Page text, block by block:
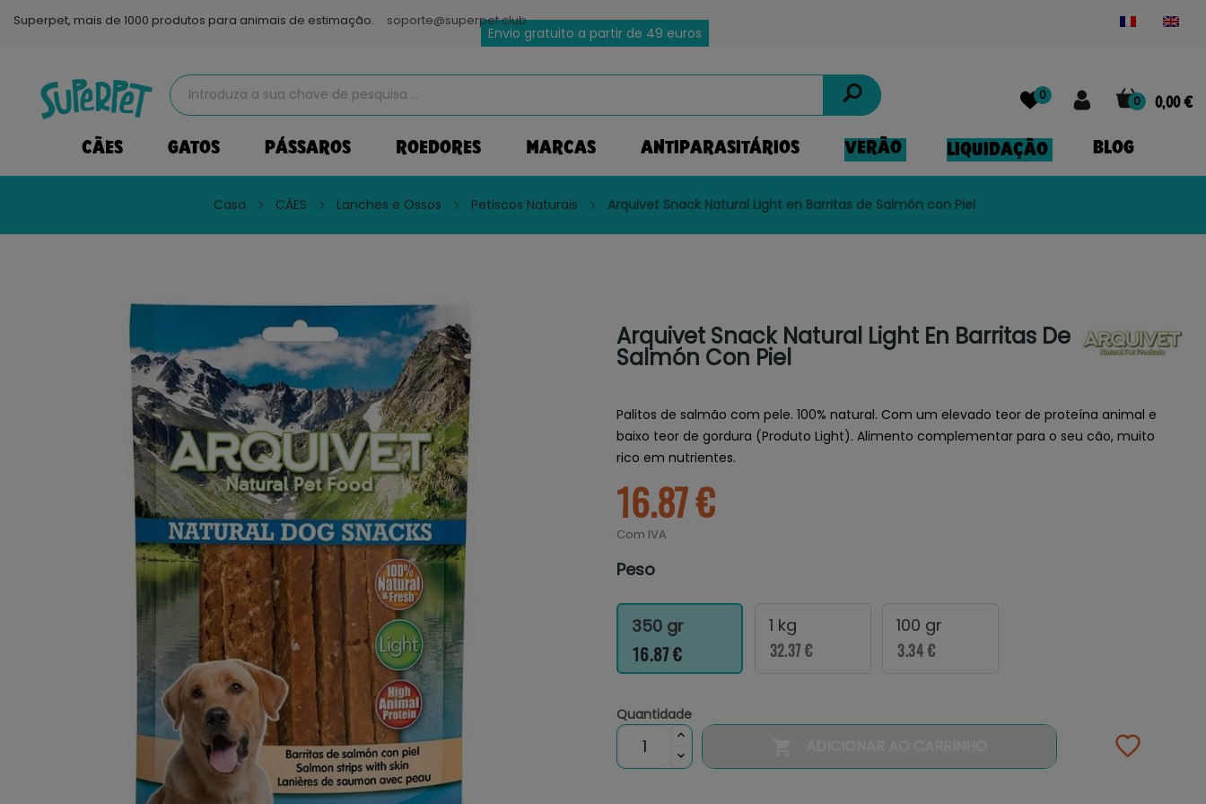
Superpet, mais de 1000 produtos para animais de estimação. soporte@superpet.club
Envio gratuito a partir de 49 euros
0 0,00 €
0
CÃES GATOS PÁSSAROS ROEDORES MARCAS ANTIPARASITÁRIOS VERÃO LIQUIDAÇÃO BLOG
Casa CÃES Lanches e Ossos Petiscos Naturais Arquivet Snack Natural Light en Barritas de Salmón con Piel
Arquivet Snack Natural Light En Barritas De
Salmón Con Piel
Palitos de salmão com pele. 100% natural. Com um elevado teor de proteína animal e
baixo teor de gordura (Produto Light). Alimento complementar para o seu cão, muito
rico em nutrientes.
16.87 €
Com IVA
Peso
350 gr
16.87 €
1 kg
32.37 €
100 gr
3.34 €
Quantidade